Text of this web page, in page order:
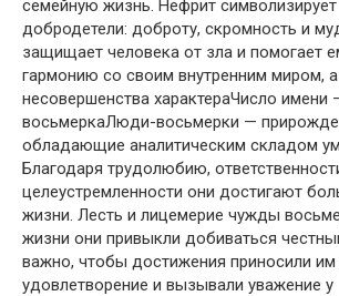
семейную жизнь. Нефрит символизирует
добродетели: доброту, скромность и
защищает человека от зла и помогает
гармонию со своим внутренним миром,
несовершенства характераЧисло имени
восьмеркаЛюди-восьмерки —
обладающие аналитическим складом
Благодаря трудолюбию,
целеустремленности они достигают
жизни. Лесть и лицемерие чужды
жизни они привыкли добиваться
важно, чтобы достижения приносили
удовлетворение и вызывали уважение у